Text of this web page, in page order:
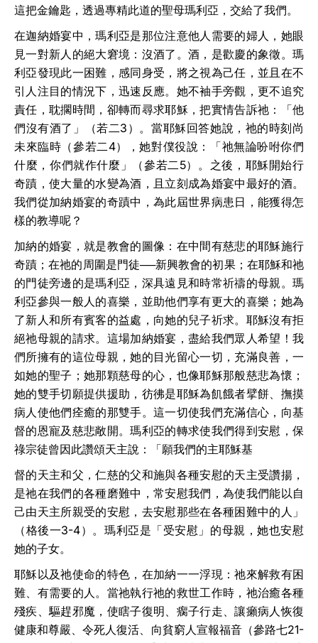
這把金鑰匙，透過專精此道的聖母瑪利亞，交給了我們。
在迦納婚宴中，瑪利亞是那位注意他人需要的婦人，她眼
見一對新人的絕大窘境：沒酒了。酒，是歡慶的象徵。瑪
利亞發現此一困難，感同身受，將之視為己任，並且在不
引人注目的情況下，迅速反應。她不袖手旁觀，更不追究
責任，耽擱時間，卻轉而尋求耶穌，把實情告訴祂：「他
們沒有酒了」（若二3 ）。當耶穌回答她說，祂的時刻尚
未來臨時（參若二4），她對僕役說：「祂無論吩咐你們
什麼，你們就作什麼」（參若二5）。之後，耶穌開始行
奇蹟，使大量的水變為酒，且立刻成為婚宴中最好的酒。
我們從加納婚宴的奇蹟中，為此屆世界病患日，能獲得怎
樣的教導呢？
加納的婚宴，就是教會的圖像：在中間有慈悲的耶穌施行
奇蹟；在祂的周圍是門徒──新興教會的初果；在耶穌和祂
的門徒旁邊的是瑪利亞，深具遠見和時常祈禱的母親。瑪
利亞參與一般人的喜樂，並助他們享有更大的喜樂；她為
了新人和所有賓客的益處，向她的兒子祈求。耶穌沒有拒
絕祂母親的請求。這場加納婚宴，盡給我們眾人希望！我
們所擁有的這位母親，她的目光留心一切，充滿良善，一
如她的聖子；她那顆慈母的心，也像耶穌那般慈悲為懷；
她的雙手切願提供援助，彷彿是耶穌為飢餓者擘餅、撫摸
病人使他們痊癒的那雙手。這一切使我們充滿信心，向基
督的恩寵及慈悲敞開。瑪利亞的轉求使我們得到安慰，保
祿宗徒曾因此讚頌天主說：「願我們的主耶穌基
督的天主和父，仁慈的父和施與各種安慰的天主受讚揚，
是祂在我們的各種磨難中，常安慰我們，為使我們能以自
己由天主所親受的安慰，去安慰那些在各種困難中的人」
（格後一3-4）。瑪利亞是「受安慰」的母親，她也安慰
她的子女。
耶穌以及祂使命的特色，在加納一一浮現：祂來解救有困
難、有需要的人。當祂執行祂的救世工作時，祂治癒各種
殘疾、驅趕邪魔，使瞎子復明、瘸子行走、讓癩病人恢復
健康和尊嚴、令死人復活、向貧窮人宣報福音（參路七21-